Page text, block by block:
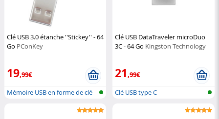
Clé USB 3.0 étanche ''Stickey'' - 64
Go PConKey
19,99€
Mémoire USB en forme de clé
Clé USB DataTraveler microDuo
3C - 64 Go Kingston Technology
21,99€
Clé USB type C